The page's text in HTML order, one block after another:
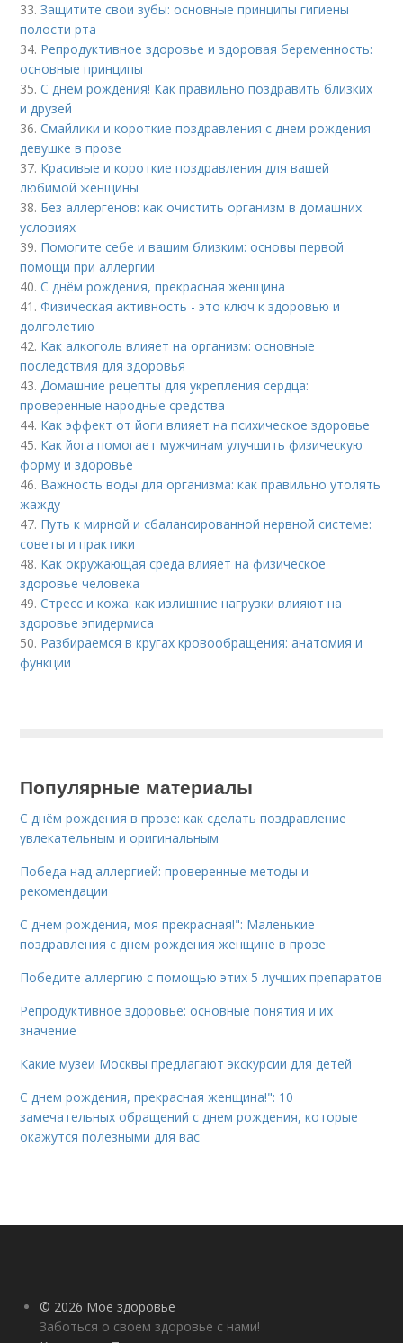
33.Защитите свои зубы: основные принципы гигиены
полости рта
34. Репродуктивное здоровье и здоровая беременность:
основные принципы
35.С днем рождения! Как правильно поздравить близких
и друзей
36.Смайлики и короткие поздравления с днем рождения
девушке в прозе
37. Красивые и короткие поздравления для вашей
любимой женщины
38. Без аллергенов: как очистить организм в домашних
условиях
39. Помогите себе и вашим близким: основы первой
помощи при аллергии
40.С днём рождения, прекрасная женщина
41.Физическая активность - это ключ к здоровью и
долголетию
42. Как алкоголь влияет на организм: основные
последствия для здоровья
43.Домашние рецепты для укрепления сердца:
проверенные народные средства
44. Как эффект от йоги влияет на психическое здоровье
45. Как йога помогает мужчинам улучшить физическую
форму и здоровье
46. Важность воды для организма: как правильно утолять
жажду
47. Путь к мирной и сбалансированной нервной системе:
советы и практики
48. Как окружающая среда влияет на физическое
здоровье человека
49.Стресс и кожа: как излишние нагрузки влияют на
здоровье эпидермиса
50. Разбираемся в кругах кровообращения: анатомия и
функции
Популярные материалы
С днём рождения в прозе: как сделать поздравление
увлекательным и оригинальным
Победа над аллергией: проверенные методы и
рекомендации
С днем рождения, моя прекрасная!": Маленькие
поздравления с днем рождения женщине в прозе
Победите аллергию с помощью этих 5 лучших препаратов
Репродуктивное здоровье: основные понятия и их
значение
Какие музеи Москвы предлагают экскурсии для детей
С днем рождения, прекрасная женщина!": 10
замечательных обращений с днем рождения, которые
окажутся полезными для вас
© 2026 Мое здоровье
Заботься о своем здоровье с нами!